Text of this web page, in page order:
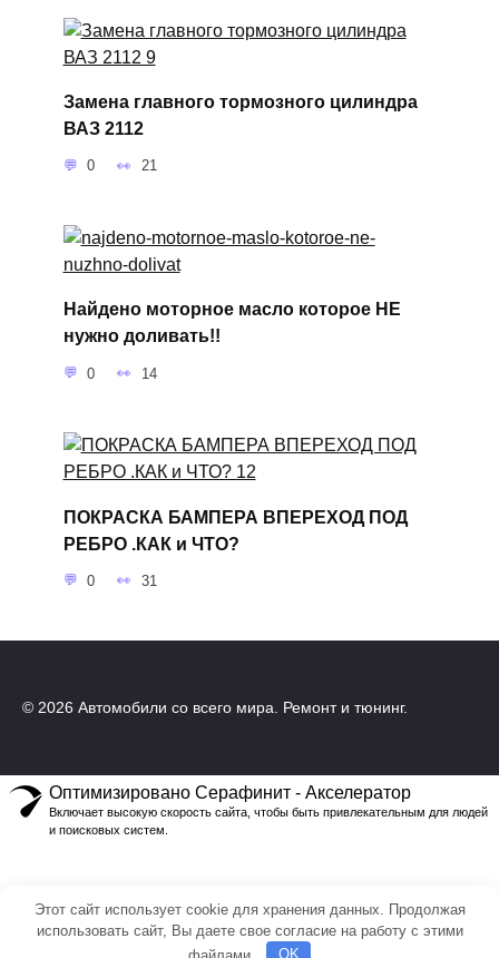
Замена главного тормозного цилиндра
ВАЗ 2112
0 21
Найдено моторное масло которое НЕ
нужно доливать!!
0 14
ПОКРАСКА БАМПЕРА ВПЕРЕХОД ПОД
РЕБРО .КАК и ЧТО?
0 31
© 2026 Автомобили со всего мира. Ремонт и тюнинг.
Этот сайт использует cookie для хранения данных. Продолжая
использовать сайт, Вы даете свое согласие на работу с этими
файлами.
OK
Оптимизировано Серафинит - Акселератор
Включает высокую скорость сайта, чтобы быть привлекательным для людей
и поисковых систем.